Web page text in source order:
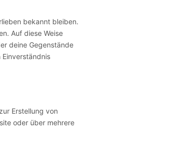
bekannt bleiben.
Auf diese Weise
deine Gegenstände
Erstellung von
oder über mehrere